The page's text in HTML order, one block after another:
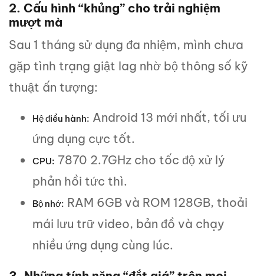
2. Cấu hình “khủng” cho trải nghiệm
mượt mà
Sau 1 tháng sử dụng đa nhiệm, mình chưa
gặp tình trạng giật lag nhờ bộ thông số kỹ
thuật ấn tượng:
Hệ điều hành: Android 13 mới nhất, tối ưu
ứng dụng cực tốt.
CPU: 7870 2.7GHz cho tốc độ xử lý
phản hồi tức thì.
Bộ nhớ: RAM 6GB và ROM 128GB, thoải
mái lưu trữ video, bản đồ và chạy
nhiều ứng dụng cùng lúc.